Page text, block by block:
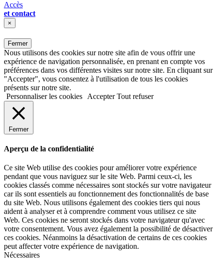
Accès
et contact
×
Fermer
Nous utilisons des cookies sur notre site afin de vous offrir une
expérience de navigation personnalisée, en prenant en compte vos
préférences dans vos différentes visites sur notre site. En cliquant sur
"Accepter", vous consentez à l'utilisation de tous les cookies
présents sur notre site.
Personnaliser les cookies
Accepter Tout refuser
Fermer
Aperçu de la confidentialité
Ce site Web utilise des cookies pour améliorer votre expérience
pendant que vous naviguez sur le site Web. Parmi ceux-ci, les
cookies classés comme nécessaires sont stockés sur votre navigateur
car ils sont essentiels au fonctionnement des fonctionnalités de base
du site Web. Nous utilisons également des cookies tiers qui nous
aident à analyser et à comprendre comment vous utilisez ce site
Web. Ces cookies ne seront stockés dans votre navigateur qu'avec
votre consentement. Vous avez également la possibilité de désactiver
ces cookies. Néanmoins la désactivation de certains de ces cookies
peut affecter votre expérience de navigation.
Nécessaires